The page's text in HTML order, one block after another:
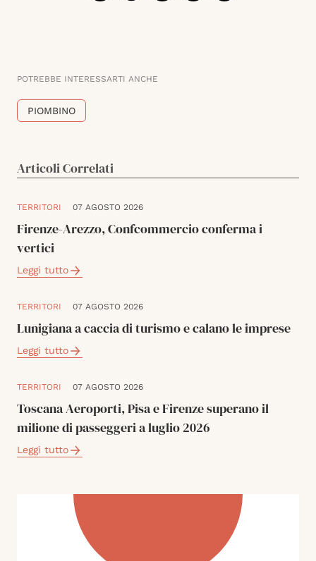
POTREBBE INTERESSARTI ANCHE
PIOMBINO
Articoli Correlati
TERRITORI 07 AGOSTO 2026
Firenze-Arezzo, Confcommercio conferma i
vertici
Leggi tutto
TERRITORI 07 AGOSTO 2026
Lunigiana a caccia di turismo e calano le imprese
Leggi tutto
TERRITORI 07 AGOSTO 2026
Toscana Aeroporti, Pisa e Firenze superano il
milione di passeggeri a luglio 2026
Leggi tutto